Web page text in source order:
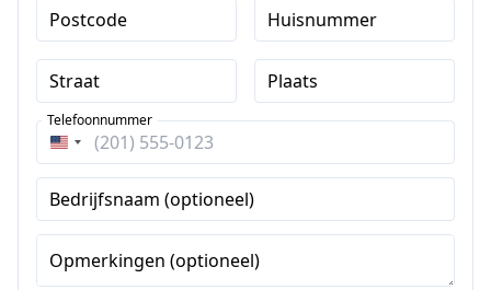
Postcode Huisnummer
Straat Plaats
Verenigde
Staten
+1
Telefoonnummer
Bedrijfsnaam (optioneel)
Opmerkingen (optioneel)